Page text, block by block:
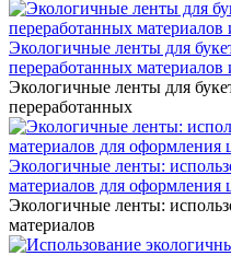
Экологичные ленты для
переработанных
Экологичные ленты для
переработанных
Экологичные ленты:
материалов для оформления
Экологичные ленты:
материалов